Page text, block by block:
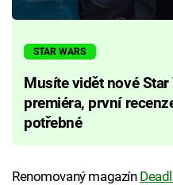
STAR WARS
Musíte vidět nové Star
premiéra, první
potřebné
Renomovaný magazín